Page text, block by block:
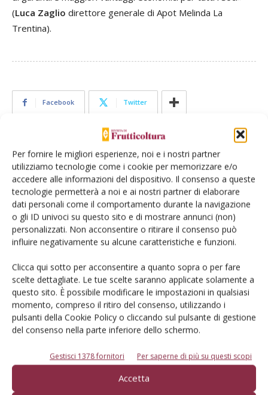
Per fornire le migliori esperienze, noi e i nostri partner
utilizziamo tecnologie come i cookie per memorizzare e/o
accedere alle informazioni del dispositivo. Il consenso a queste
tecnologie permetterà a noi e ai nostri partner di elaborare
dati personali come il comportamento durante la navigazione
o gli ID univoci su questo sito e di mostrare annunci (non)
personalizzati. Non acconsentire o ritirare il consenso può
influire negativamente su alcune caratteristiche e funzioni.
Clicca qui sotto per acconsentire a quanto sopra o per fare
scelte dettagliate. Le tue scelte saranno applicate solamente a
questo sito. È possibile modificare le impostazioni in qualsiasi
momento, compreso il ritiro del consenso, utilizzando i
pulsanti della Cookie Policy o cliccando sul pulsante di gestione
del consenso nella parte inferiore dello schermo.
Gestisci 1378 fornitori Per saperne di più su questi scopi
Accetta
(Luca Zaglio direttore generale di Apot Melinda La
Trentina).
Facebook Twitter
E-magazine
Tecniche, prodotti e servizi dalle aziende
Catalogo Aziende e Prodotti
Un modo semplice per cercare un'azienda o un
Cerca adesso